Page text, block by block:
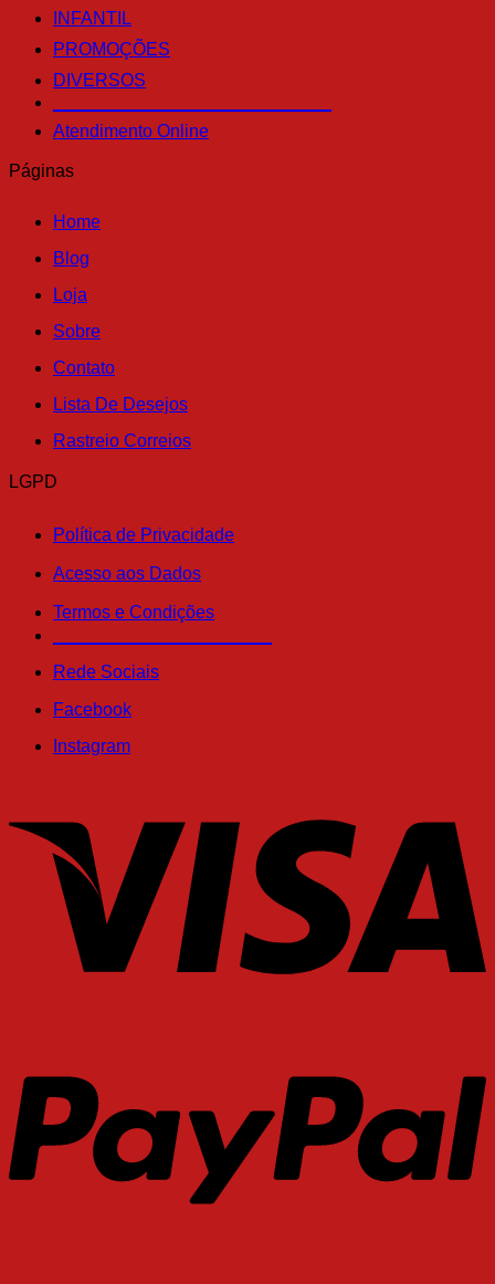
INFANTIL
PROMOÇÕES
DIVERSOS
Atendimento Online
Páginas
Home
Blog
Loja
Sobre
Contato
Lista De Desejos
Rastreio Correios
LGPD
Política de Privacidade
Acesso aos Dados
Termos e Condições
Rede Sociais
Facebook
Instagram